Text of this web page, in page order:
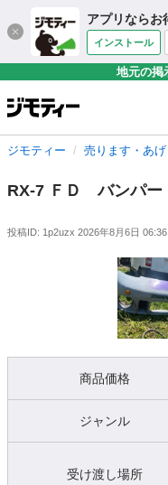
アプリならお
インストール
地元の掲
ジモティー 売ります・あげ
RX-7 ＦＤ バンパー
投稿ID: 1p2uzx 2026年8月6日 06:36
商品価格
ジャンル
受け渡し場所